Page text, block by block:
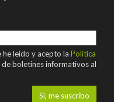
leído y acepto la Política
boletines informativos al